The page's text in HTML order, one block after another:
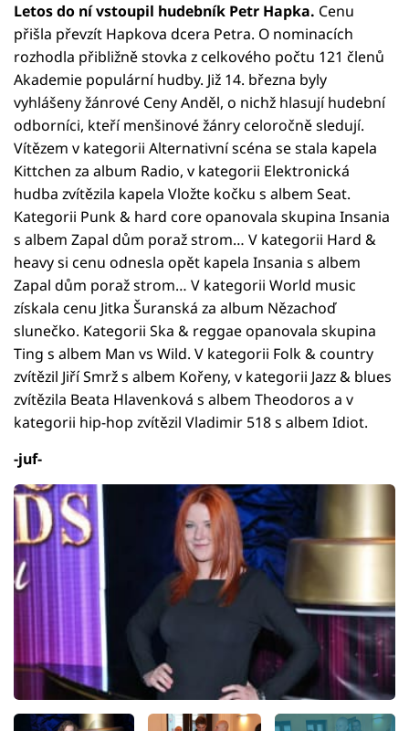
Letos do ní vstoupil hudebník Petr Hapka. Cenu
přišla převzít Hapkova dcera Petra. O nominacích
rozhodla přibližně stovka z celkového počtu 121 členů
Akademie populární hudby. Již 14. března byly
vyhlášeny žánrové Ceny Anděl, o nichž hlasují hudební
odborníci, kteří menšinové žánry celoročně sledují.
Vítězem v kategorii Alternativní scéna se stala kapela
Kittchen za album Radio, v kategorii Elektronická
hudba zvítězila kapela Vložte kočku s albem Seat.
Kategorii Punk & hard core opanovala skupina Insania
s albem Zapal dům poraž strom… V kategorii Hard &
heavy si cenu odnesla opět kapela Insania s albem
Zapal dům poraž strom… V kategorii World music
získala cenu Jitka Šuranská za album Nězachoď
slunečko. Kategorii Ska & reggae opanovala skupina
Ting s albem Man vs Wild. V kategorii Folk & country
zvítězil Jiří Smrž s albem Kořeny, v kategorii Jazz & blues
zvítězila Beata Hlavenková s albem Theodoros a v
kategorii hip-hop zvítězil Vladimir 518 s albem Idiot.
-juf-